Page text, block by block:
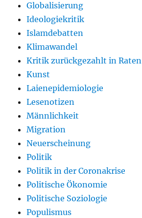
Globalisierung
Ideologiekritik
Islamdebatten
Klimawandel
Kritik zurückgezahlt in Raten
Kunst
Laienepidemiologie
Lesenotizen
Männlichkeit
Migration
Neuerscheinung
Politik
Politik in der Coronakrise
Politische Ökonomie
Politische Soziologie
Populismus